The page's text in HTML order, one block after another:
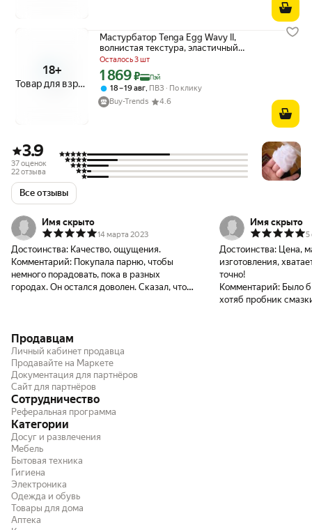
18+
Товар для взрослых
Мастурбатор Tenga Egg Wavy II,
волнистая текстура, эластичный
силикон, 5 мл
Осталось 3 шт
Цена с картой Яндекс Пэй 1869 ₽ вместо
1 869₽ Пэй
18 – 19 авг ПВЗ
По клику
Buy-Trends
4.6
3.9
37 оценок
22 отзыва
Все отзывы
Имя скрыто
14 марта 2023
Достоинства: Качество, ощущения.
Комментарий: Покупала парню, чтобы
немного порадовать, пока в разных
городах. Он остался доволен. Сказал, что
качественная. Ребристость ощущений
прибавила. После первого использования
на кончике появился разрыв, но товар и
заявлен как одноразовый, потому не
критично и за недостаток не считается.
Имя скрыто
5
Достоинства: Цена,
изготовления,
точно!
Комментарий: Было
хотяб пробник
Продавцам
Личный кабинет продавца
Продавайте на Маркете
Документация для партнёров
Сайт для партнёров
Сотрудничество
Реферальная программа
Категории
Досуг и развлечения
Мебель
Бытовая техника
Гигиена
Электроника
Одежда и обувь
Товары для дома
Аптека